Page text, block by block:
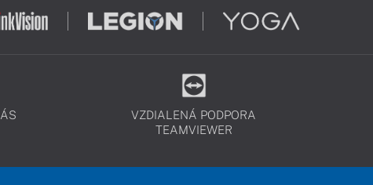
VZDIALENÁ PODPORA
TEAMVIEWER